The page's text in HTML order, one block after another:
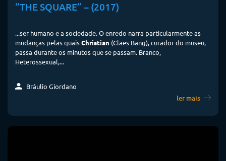
“THE SQUARE” – (2017)
...ser humano e a sociedade. O enredo narra particularmente as
mudanças pelas quaisChristian (Claes Bang), curador do museu,
passa durante os minutos que se passam. Branco,
Heterossexual,...
Bráulio Giordano
ler mais